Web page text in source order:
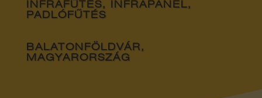
INFRAFŰTÉS, INFRAPANEL,
PADLÓFŰTÉS
BALATONFÖLDVÁR,
MAGYARORSZÁG